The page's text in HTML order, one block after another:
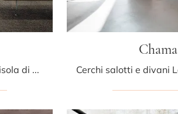
Con salotti e divani con penisola di Lago come il modello Air Slim 2699 in tessuto, potrai completare il tuo progetto d'arredo.
Chama